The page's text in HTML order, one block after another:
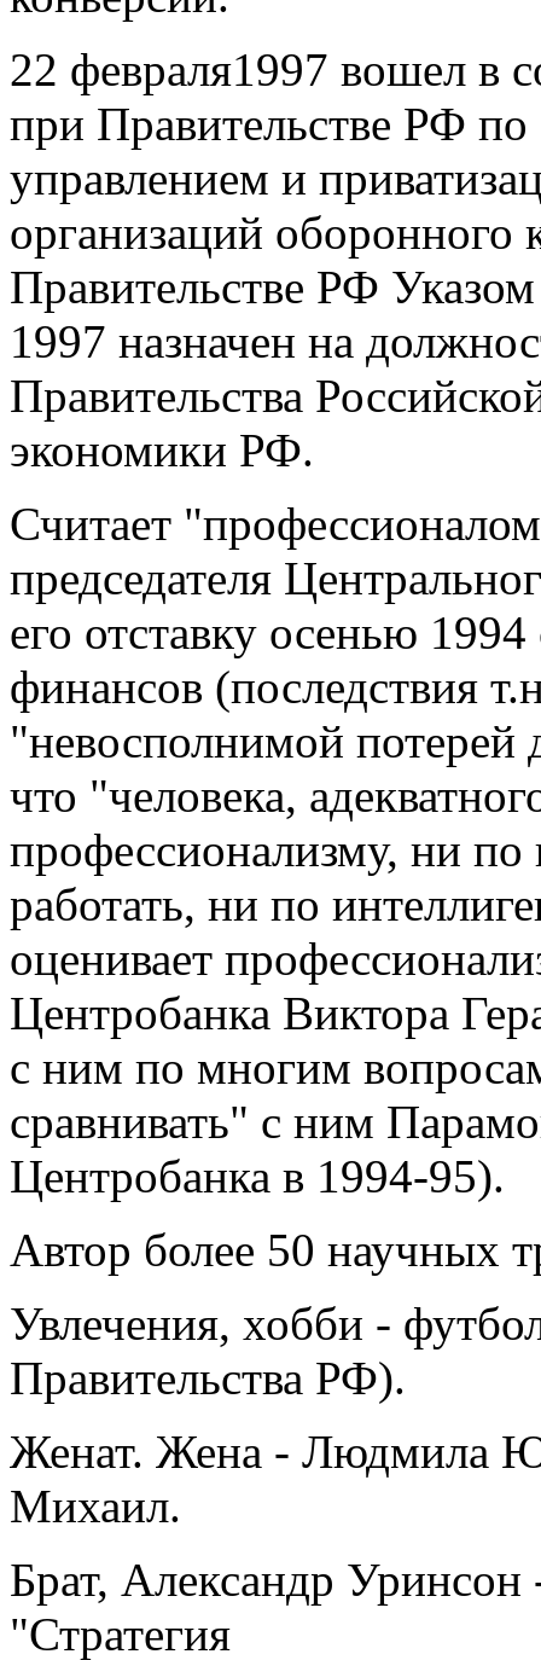
22 февраля1997 вошел в
при Правительстве РФ по
управлением и
организаций оборонного
Правительстве РФ
1997 назначен на
Правительства
экономики РФ.
Считает
председателя
его отставку осенью
финансов (последствия
"невосполнимой потерей
что "человека,
профессионализму, ни
работать, ни по
оценивает
Центробанка Виктора
с ним по многим
сравнивать" с ним
Центробанка в 1994-95).
Автор более 50 научных
Увлечения, хобби -
Правительства РФ).
Женат. Жена - Людмила
Михаил.
Брат, Александр Уринсон
"Стратегия